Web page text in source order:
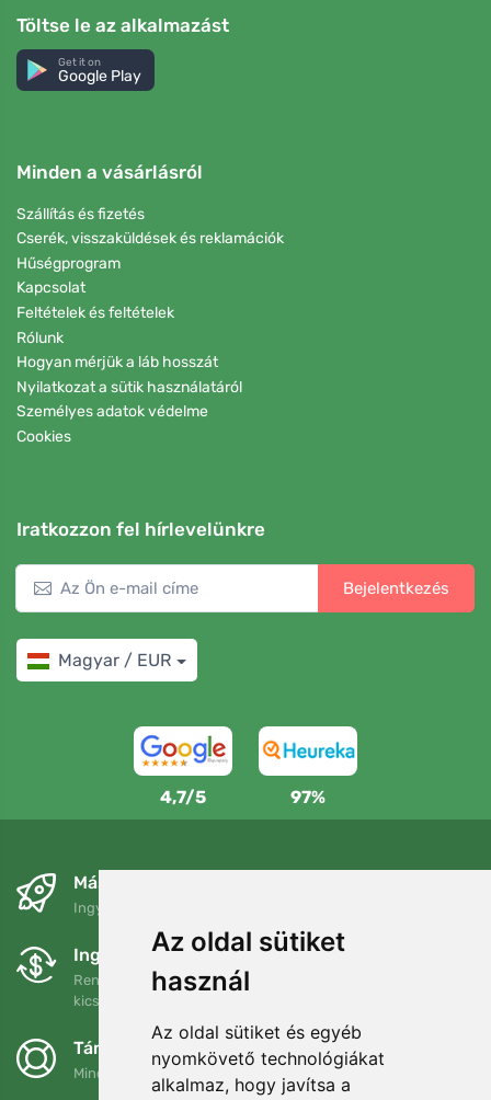
Az oldal sütiket
használ
Az oldal sütiket és egyéb
nyomkövető technológiákat
alkalmaz, hogy javítsa a
Töltse le az alkalmazást
Get it on
Google Play
Minden a vásárlásról
Szállítás és fizetés
Cserék, visszaküldések és reklamációk
Hűségprogram
Kapcsolat
Feltételek és feltételek
Rólunk
Hogyan mérjük a láb hosszát
Nyilatkozat a sütik használatáról
Személyes adatok védelme
Cookies
Iratkozzon fel hírlevelünkre
Bejelentkezés
Magyar / EUR
4,7/5 97%
Másnapra és ingyenesen
Ingyenes szállítás a következő összeg felett: 80 EUR
Ingyenes csere és visszaküldés
Rendelését 90 napon belül bármikor visszaküldheti vagy
kicserélheti.
Támogatjuk a Trees.org-ot
Minden megrendelésért ültetünk egy fát! Bővebben